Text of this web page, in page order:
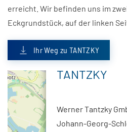
erreicht. Wir befinden uns im
Eckgrundstück, auf der linken
Ihr Weg zu TANTZKY
TANTZKY
Werner Tantzky
Johann-Georg-